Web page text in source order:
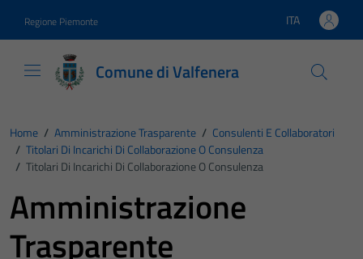
Regione Piemonte Lingua attiva:
ITA
Comune di Valfenera
Home / Amministrazione Trasparente / Consulenti E Collaboratori
/ Titolari Di Incarichi Di Collaborazione O Consulenza
/ Titolari Di Incarichi Di Collaborazione O Consulenza
Amministrazione
Trasparente